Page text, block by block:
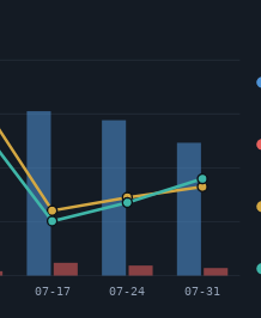
07-17 07-24 07-31